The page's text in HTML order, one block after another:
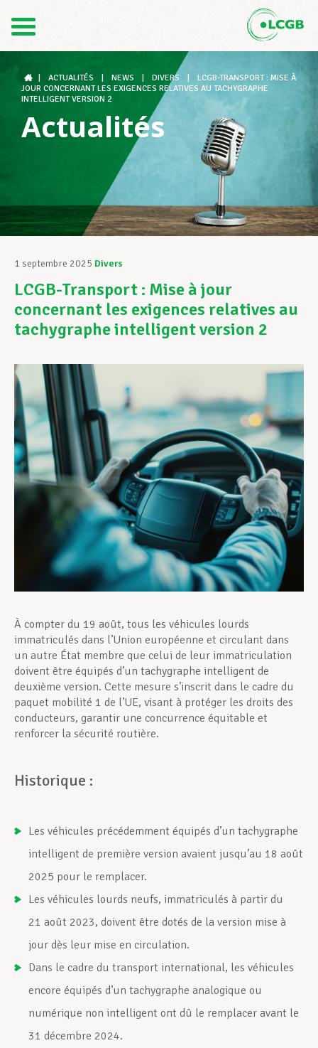
DE
Le LCGB
Structures syndicales
Assistance au Travail
Vos droits
Développement professionnel
Devenir Membre
Actualités
ACTUALITÉS NEWS DIVERS
LCGB-TRANSPORT : MISE À
JOUR CONCERNANT LES EXIGENCES RELATIVES AU TACHYGRAPHE
INTELLIGENT VERSION 2
Actualités
1 septembre 2025 Divers
LCGB-Transport : Mise à jour
concernant les exigences relatives au
tachygraphe intelligent version 2
À compter du 19 août, tous les véhicules lourds
immatriculés dans l’Union européenne et circulant dans
un autre État membre que celui de leur immatriculation
doivent être équipés d’un tachygraphe intelligent de
deuxième version. Cette mesure s’inscrit dans le cadre du
paquet mobilité 1 de l’UE, visant à protéger les droits des
conducteurs, garantir une concurrence équitable et
renforcer la sécurité routière.
Historique :
Les véhicules précédemment équipés d’un tachygraphe
intelligent de première version avaient jusqu’au 18 août
2025 pour le remplacer.
Les véhicules lourds neufs, immatriculés à partir du
21 août 2023, doivent être dotés de la version mise à
jour dès leur mise en circulation.
Dans le cadre du transport international, les véhicules
encore équipés d’un tachygraphe analogique ou
numérique non intelligent ont dû le remplacer avant le
31 décembre 2024.